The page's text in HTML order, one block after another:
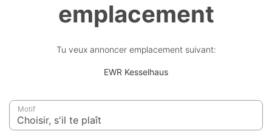
emplacement
Tu veux annoncer emplacement suivant:
EWR Kesselhaus
Motif